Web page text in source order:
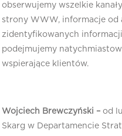
obserwujemy wszelkie
strony WWW, informacje od
zidentyfikowanych
podejmujemy
wspierające klientów.
Wojciech Brewczyński – od
Skarg w Departamencie